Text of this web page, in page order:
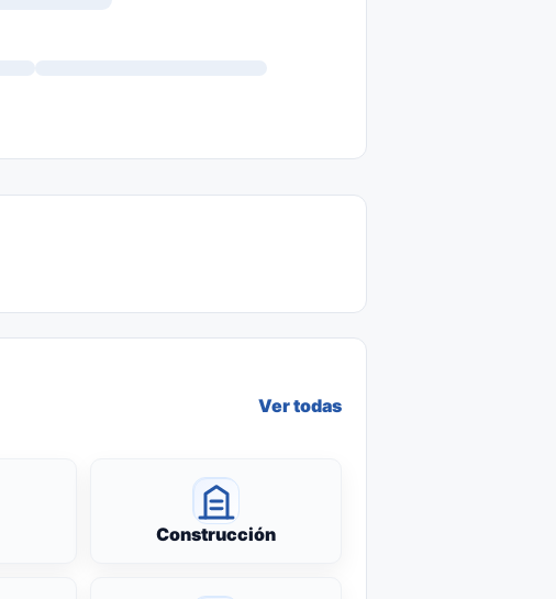
Ver todas
Construcción